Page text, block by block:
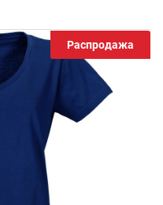
Распродажа